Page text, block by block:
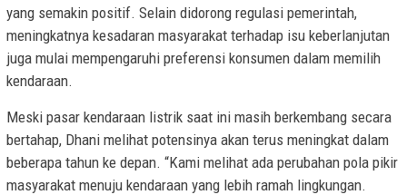
yang semakin positif. Selain didorong regulasi pemerintah,
meningkatnya kesadaran masyarakat terhadap isu keberlanjutan
juga mulai mempengaruhi preferensi konsumen dalam memilih
kendaraan.
Meski pasar kendaraan listrik saat ini masih berkembang secara
bertahap, Dhani melihat potensinya akan terus meningkat dalam
beberapa tahun ke depan. “Kami melihat ada perubahan pola pikir
masyarakat menuju kendaraan yang lebih ramah lingkungan.